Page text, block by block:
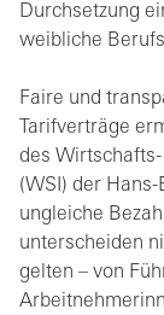
Durchsetzung
weibliche
Faire und
Tarifverträge
des
(WSI) der
ungleiche
unterscheiden
gelten – von